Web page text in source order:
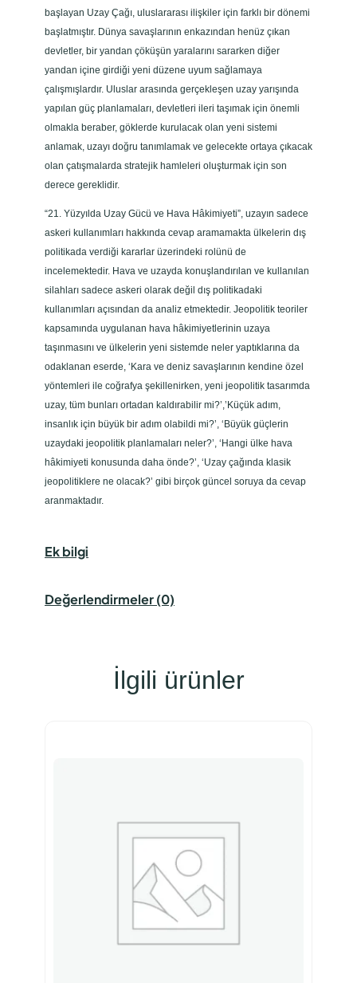
y
e
t
i
a
d
e
t
başlayan Uzay Çağı, uluslararası ilişkiler için farklı bir dönemi
başlatmıştır. Dünya savaşlarının enkazından henüz çıkan
devletler, bir yandan çöküşün yaralarını sararken diğer
yandan içine girdiği yeni düzene uyum sağlamaya
çalışmışlardır. Uluslar arasında gerçekleşen uzay yarışında
yapılan güç planlamaları, devletleri ileri taşımak için önemli
olmakla beraber, göklerde kurulacak olan yeni sistemi
anlamak, uzayı doğru tanımlamak ve gelecekte ortaya çıkacak
olan çatışmalarda stratejik hamleleri oluşturmak için son
derece gereklidir.
“21. Yüzyılda Uzay Gücü ve Hava Hâkimiyeti”, uzayın sadece
askeri kullanımları hakkında cevap aramamakta ülkelerin dış
politikada verdiği kararlar üzerindeki rolünü de
incelemektedir. Hava ve uzayda konuşlandırılan ve kullanılan
silahları sadece askeri olarak değil dış politikadaki
kullanımları açısından da analiz etmektedir. Jeopolitik teoriler
kapsamında uygulanan hava hâkimiyetlerinin uzaya
taşınmasını ve ülkelerin yeni sistemde neler yaptıklarına da
odaklanan eserde, ‘Kara ve deniz savaşlarının kendine özel
yöntemleri ile coğrafya şekillenirken, yeni jeopolitik tasarımda
uzay, tüm bunları ortadan kaldırabilir mi?’,’Küçük adım,
insanlık için büyük bir adım olabildi mi?’, ‘Büyük güçlerin
uzaydaki jeopolitik planlamaları neler?’, ‘Hangi ülke hava
hâkimiyeti konusunda daha önde?’, ‘Uzay çağında klasik
jeopolitiklere ne olacak?’ gibi birçok güncel soruya da cevap
aranmaktadır.
Ek bilgi
Değerlendirmeler (0)
İlgili ürünler